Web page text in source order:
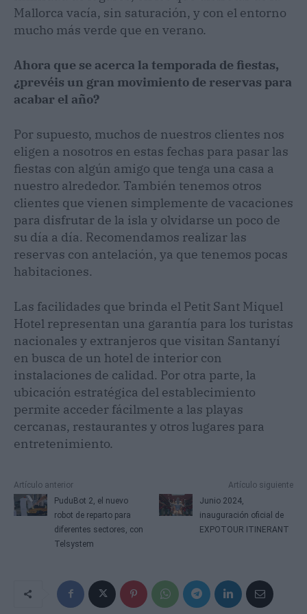
Mallorca vacía, sin saturación, y con el entorno
mucho más verde que en verano.
Ahora que se acerca la temporada de fiestas,
¿prevéis un gran movimiento de reservas para
acabar el año?
Por supuesto, muchos de nuestros clientes nos
eligen a nosotros en estas fechas para pasar las
fiestas con algún amigo que tenga una casa a
nuestro alrededor. También tenemos otros
clientes que vienen simplemente de vacaciones
para disfrutar de la isla y olvidarse un poco de
su día a día. Recomendamos realizar las
reservas con antelación, ya que tenemos pocas
habitaciones.
Las facilidades que brinda el Petit Sant Miquel
Hotel representan una garantía para los turistas
nacionales y extranjeros que visitan Santanyí
en busca de un hotel de interior con
instalaciones de calidad. Por otra parte, la
ubicación estratégica del establecimiento
permite acceder fácilmente a las playas
cercanas, restaurantes y otros lugares para
entretenimiento.
Artículo anterior
PuduBot 2, el nuevo
robot de reparto para
diferentes sectores, con
Telsystem
Artículo siguiente
Junio 2024,
inauguración oficial de
EXPOTOUR ITINERANT